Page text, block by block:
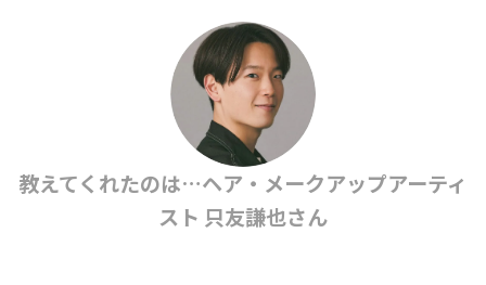
教えてくれたのは…ヘア・メークアップアーティ
スト 只友謙也さん